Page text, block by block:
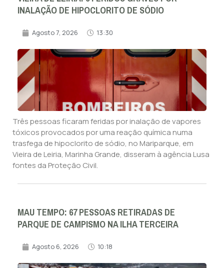
INALAÇÃO DE HIPOCLORITO DE SÓDIO
Agosto 7, 2026 13:30
Três pessoas ficaram feridas por inalação de vapores
tóxicos provocados por uma reação química numa
trasfega de hipoclorito de sódio, no Mariparque, em
Vieira de Leiria, Marinha Grande, disseram à agência Lusa
fontes da Proteção Civil.
MAU TEMPO: 67 PESSOAS RETIRADAS DE
PARQUE DE CAMPISMO NA ILHA TERCEIRA
Agosto 6, 2026 10:18